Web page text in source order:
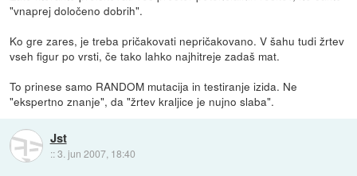
"vnaprej določeno dobrih".
Ko gre zares, je treba pričakovati nepričakovano. V šahu tudi žrtev
vseh figur po vrsti, če tako lahko najhitreje zadaš mat.
To prinese samo RANDOM mutacija in testiranje izida. Ne
"ekspertno znanje", da "žrtev kraljice je nujno slaba".
Jst
::3. jun 2007, 18:40